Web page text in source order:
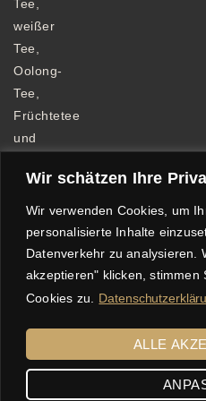
Wir schätzen Ihre
Wir verwenden Cookies, um
personalisierte Inhalte
Datenverkehr zu analysieren.
akzeptieren" klicken, stimmen
Cookies zu.
ALLE
Tee,
weißer
Tee,
Oolong-
Tee,
Früchtetee
und
Allgemeine
Echtheit von
© 2025 Tee Freund, Sabine